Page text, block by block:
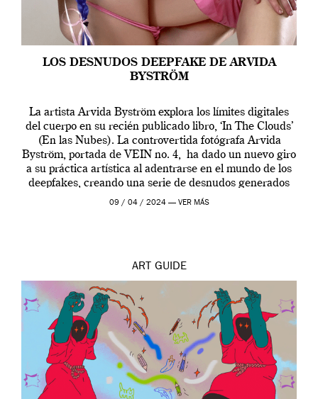
LOS DESNUDOS DEEPFAKE DE ARVIDA
BYSTRÖM
La artista Arvida Byström explora los límites digitales
del cuerpo en su recién publicado libro, ‘In The Clouds’
(En las Nubes). La controvertida fotógrafa Arvida
Byström, portada de VEIN no. 4, ha dado un nuevo giro
a su práctica artística al adentrarse en el mundo de los
deepfakes, creando una serie de desnudos generados
por […]
09 / 04 / 2024 — VER MÁS
ART GUIDE